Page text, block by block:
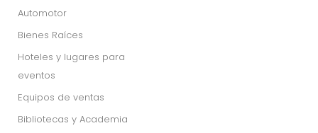
Automotor
Bienes Raíces
Hoteles y lugares para
eventos
Equipos de ventas
Bibliotecas y Academia